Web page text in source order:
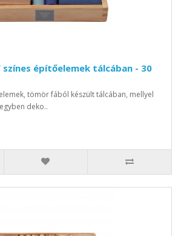
színes építőelemek tálcában - 30
tömör fából készült tálcában, mellyel
deko..